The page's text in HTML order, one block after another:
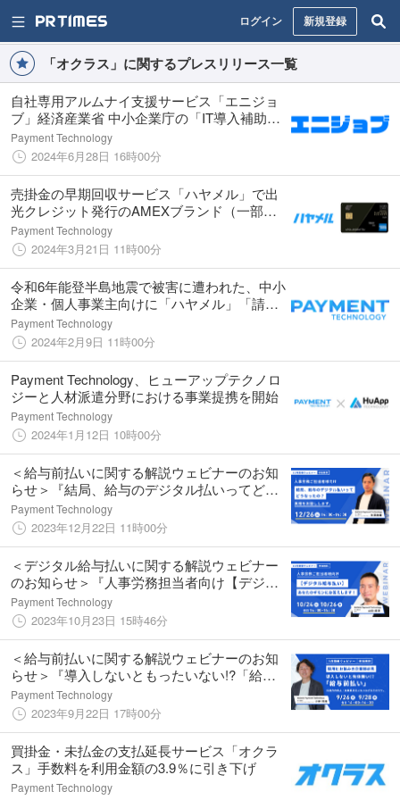
ログイン 新規登録
「オクラス」に関するプレスリリース一覧
自社専用アルムナイ支援サービス「エニジョ
ブ」経済産業省 中小企業庁の「IT導入補助金
2024」に認定
Payment Technology
2024年6月28日 16時00分
売掛金の早期回収サービス「ハヤメル」で出
光クレジット発行のAMEXブランド（一部）
が利用可能に
Payment Technology
2024年3月21日 11時00分
令和6年能登半島地震で被害に遭われた、中小
企業・個人事業主向けに「ハヤメル」「請求
書クラウド」の無償提供、「オクラス」の手
数料引き下げを開始
Payment Technology
2024年2月9日 11時00分
Payment Technology、ヒューアップテクノロ
ジーと人材派遣分野における事業提携を開始
Payment Technology
2024年1月12日 10時00分
＜給与前払いに関する解説ウェビナーのお知
らせ＞『結局、給与のデジタル払いってどう
なったの？真相をお話しします。』を開催
Payment Technology
2023年12月22日 11時00分
＜デジタル給与払いに関する解説ウェビナー
のお知らせ＞『人事労務担当者向け【デジタ
ル給与払い】あなたのギモンにお答えしま
す！』
Payment Technology
2023年10月23日 15時46分
＜給与前払いに関する解説ウェビナーのお知
らせ＞『導入しないともったいない!?「給与
前払い」採用力の向上・従業員満足度向上に
もつながるそのワケ』を開催
Payment Technology
2023年9月22日 17時00分
買掛金・未払金の支払延長サービス「オクラ
ス」手数料を利用金額の3.9％に引き下げ
Payment Technology